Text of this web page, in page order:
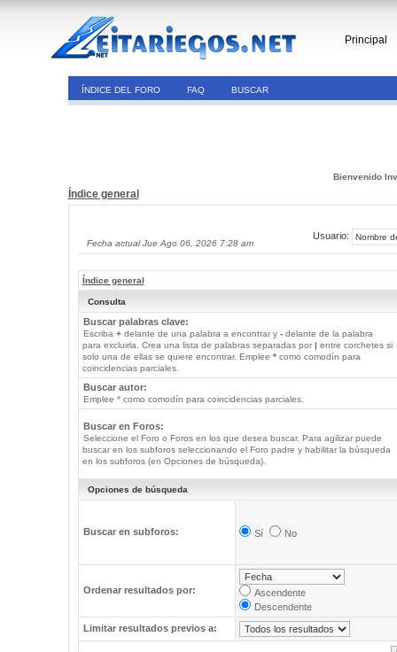
Principal
ÍNDICE DEL FORO FAQ BUSCAR
Bienvenido
Índice general
Fecha actual Jue Ago 06, 2026 7:28 am
Usuario:
Índice general
Consulta
Buscar palabras clave:
Escriba +delante de una palabra a encontrar y -delante de la palabra
para excluirla. Crea una lista de palabras separadas por | entre corchetes si
solo una de ellas se quiere encontrar. Emplee *como comodín para
coincidencias parciales.
Buscar autor:
Emplee * como comodín para coincidencias parciales.
Buscar en Foros:
Seleccione el Foro o Foros en los que desea buscar. Para agilizar puede
buscar en los subforos seleccionando el Foro padre y habilitar la búsqueda
en los subforos (en Opciones de búsqueda).
Opciones de búsqueda
Buscar en subforos: Sí No
Ordenar resultados por:
Ascendente
Descendente
Limitar resultados previos a: